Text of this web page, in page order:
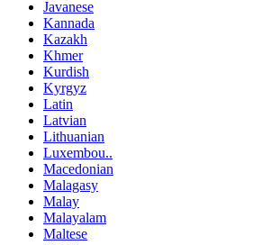
Javanese
Kannada
Kazakh
Khmer
Kurdish
Kyrgyz
Latin
Latvian
Lithuanian
Luxembou..
Macedonian
Malagasy
Malay
Malayalam
Maltese